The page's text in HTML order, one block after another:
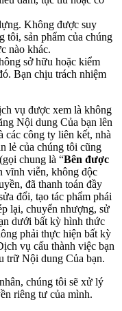
Không được suy
tôi, sản phẩm của chúng
nào khác.
sở hữu hoặc kiểm
Bạn chịu trách nhiệm
vụ được xem là không
Nội dung Của bạn lên
các công ty liên kết, nhà
lẻ của chúng tôi cũng
chung là “Bên được
vĩnh viễn, không độc
đã thanh toán đầy
đổi, tạo tác phẩm phái
lại, chuyển nhượng, sử
dưới bất kỳ hình thức
phải thực hiện bất kỳ
vụ cấu thành việc bạn
trữ Nội dung Của bạn.
chúng tôi sẽ xử lý
riêng tư của mình.